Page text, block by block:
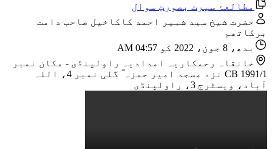
مطالعۂ سیرت بصورتِ سوال
حضرت شیخ سید شبیر احمد کاکاخیل صاحب دامت
برکاتھم
بدھ، 8 جون، 2022 کو 04:57 AM
خانقاہ رحمکاریہ امدادیہ راولپنڈی - مکان نمبر
CB 1991/1 نزد مسجد امیر حمزہ ؓ گلی نمبر 4، اللہ
آباد، ویسٹرج 3، راولپنڈی